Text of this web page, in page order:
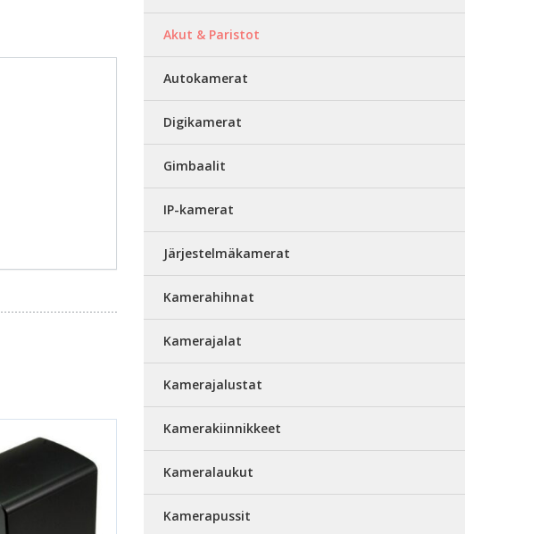
Akut & Paristot
Autokamerat
Digikamerat
Gimbaalit
IP-kamerat
Järjestelmäkamerat
Kamerahihnat
Kamerajalat
Kamerajalustat
Kamerakiinnikkeet
Kameralaukut
Kamerapussit